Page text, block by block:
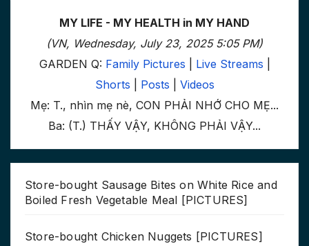
MY LIFE - MY HEALTH in MY HAND
(VN, Wednesday, July 23, 2025 5:05 PM)
GARDEN Q: Family Pictures Live Streams
Shorts
Posts
Videos
Mẹ: T., nhìn mẹ nè, CON PHẢI NHỚ CHO MẸ...
Ba: (T.) THẤY VẬY, KHÔNG PHẢI VẬY...
Store-bought Sausage Bites on White Rice and
Boiled Fresh Vegetable Meal [PICTURES]
Store-bought Chicken Nuggets [PICTURES]